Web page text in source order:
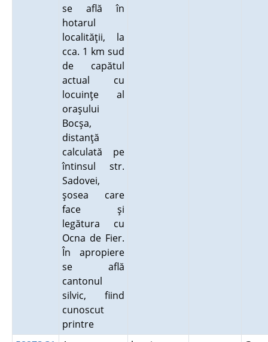
se află în
hotarul
localităţii, la
cca. 1 km sud
de capătul
actual cu
locuinţe al
oraşului
Bocşa,
distanţă
calculată pe
întinsul str.
Sadovei,
şosea care
face şi
legătura cu
Ocna de Fier.
În apropiere
se află
cantonul
silvic, fiind
cunoscut
printre